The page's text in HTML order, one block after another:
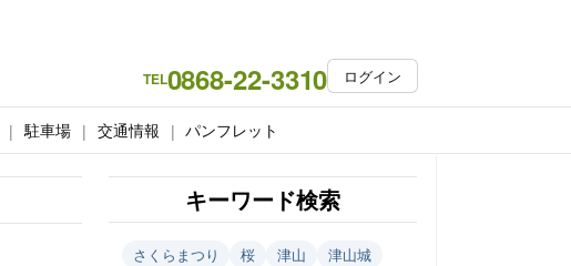
TEL0868-22-3310 ログイン
駐車場 交通情報 パンフレット
キーワード検索
さくらまつり 桜 津山
津山城